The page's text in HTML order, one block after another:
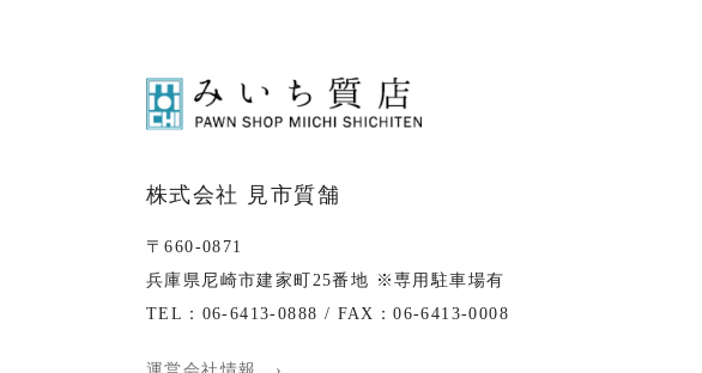
株式会社 見市質舗
〒660-0871
兵庫県尼崎市建家町25番地 ※専用駐車場有
TEL：06-6413-0888 / FAX：06-6413-0008